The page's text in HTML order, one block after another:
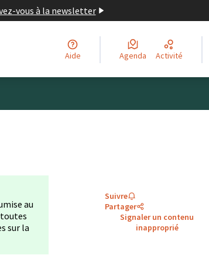
vous à la newsletter
Aide Agenda Activité
au
sur la
Suivre
Partager
Signaler un contenu
inapproprié